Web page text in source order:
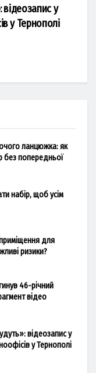
у
у Тернополі
ланцюжка: як
без попередньої
набір, щоб усім
для
ризики?
46-річний
відео
відеозапис у
у Тернополі